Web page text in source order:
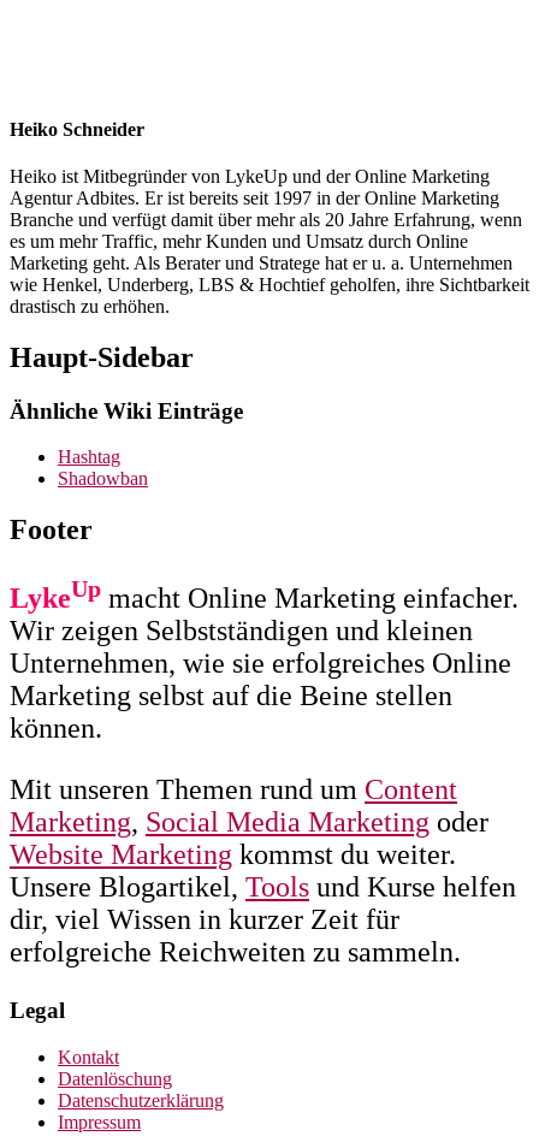
Heiko Schneider
Heiko ist Mitbegründer von LykeUp und der Online Marketing
Agentur Adbites. Er ist bereits seit 1997 in der Online Marketing
Branche und verfügt damit über mehr als 20 Jahre Erfahrung, wenn
es um mehr Traffic, mehr Kunden und Umsatz durch Online
Marketing geht. Als Berater und Stratege hat er u. a. Unternehmen
wie Henkel, Underberg, LBS & Hochtief geholfen, ihre Sichtbarkeit
drastisch zu erhöhen.
Haupt-Sidebar
Ähnliche Wiki Einträge
Hashtag
Shadowban
Footer
LykeUp macht Online Marketing einfacher.
Wir zeigen Selbstständigen und kleinen
Unternehmen, wie sie erfolgreiches Online
Marketing selbst auf die Beine stellen
können.
Mit unseren Themen rund um Content
Marketing, Social Media Marketing oder
Website Marketing kommst du weiter.
Unsere Blogartikel, Tools und Kurse helfen
dir, viel Wissen in kurzer Zeit für
erfolgreiche Reichweiten zu sammeln.
Legal
Kontakt
Datenlöschung
Datenschutzerklärung
Impressum